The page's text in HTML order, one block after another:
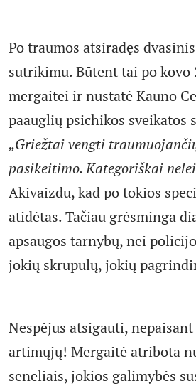
Po traumos atsiradęs
sutrikimu. Būtent tai po
mergaitei ir nustatė Kauno
paauglių psichikos sveikatos
„Griežtai vengti
pasikeitimo. Kategoriškai
Akivaizdu, kad po tokios
atidėtas. Tačiau grėsminga
apsaugos tarnybų, nei
jokių skrupulų, jokių
Nespėjus atsigauti,
artimųjų! Mergaitė atribota
seneliais, jokios galimybės